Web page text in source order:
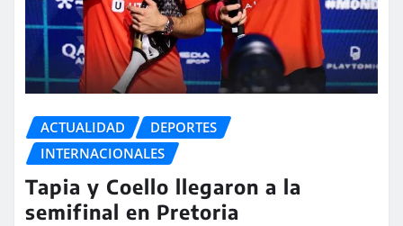
ACTUALIDAD
DEPORTES
INTERNACIONALES
Tapia y Coello llegaron a la
semifinal en Pretoria